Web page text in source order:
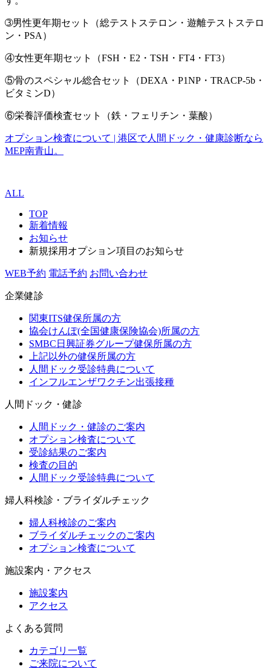
➂男性更年期セット（総テストステロン・遊離テストステロ
ン・PSA）
④女性更年期セット（FSH・E2・TSH・FT4・FT3）
⑤骨のスペシャル総合セット（DEXA・P1NP・TRACP-5b・
ビタミンD）
⑥栄養評価検査セット（鉄・フェリチン・葉酸）
オプション検査について | 港区で人間ドック・健康診断なら
MEP南青山。
ALL
TOP
新着情報
お知らせ
新規採用オプション項目のお知らせ
WEB予約 電話予約 お問い合わせ
企業健診
関東ITS健保所属の方
協会けんぽ(全国健康保険協会)所属の方
SMBC日興証券グループ健保所属の方
上記以外の健保所属の方
人間ドック受診特典について
インフルエンザワクチン出張接種
人間ドック・健診
人間ドック・健診のご案内
オプション検査について
受診結果のご案内
検査の目的
人間ドック受診特典について
婦人科検診・ブライダルチェック
婦人科検診のご案内
ブライダルチェックのご案内
オプション検査について
施設案内・アクセス
施設案内
アクセス
よくある質問
カテゴリ一覧
ご来院について